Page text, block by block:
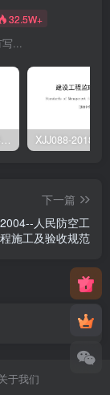
32.5W+
...
GB50038-2005(2023版)–人民防空地下室设计规范
下一篇
人民防空工
程施工及验收规范
于我们